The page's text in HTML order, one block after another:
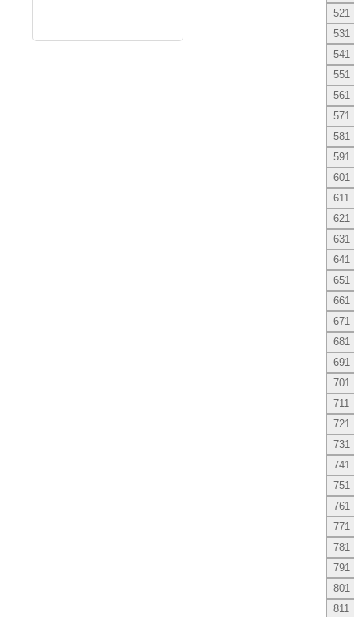
521
531
541
551
561
571
581
591
601
611
621
631
641
651
661
671
681
691
701
711
721
731
741
751
761
771
781
791
801
811